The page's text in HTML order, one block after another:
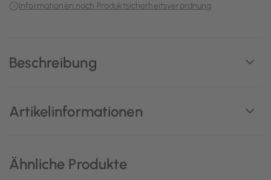
Beschreibung
Artikelinformationen
Informationen nach Produktsicherheitsverordnung